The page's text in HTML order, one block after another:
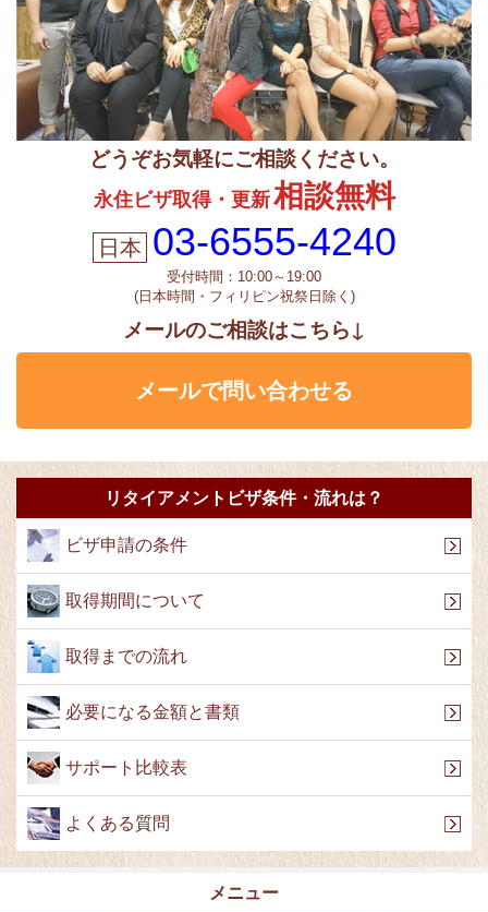
どうぞお気軽にご相談ください。
永住ビザ取得・更新相談無料
03-6555-4240
受付時間：10:00～19:00
(日本時間・フィリピン祝祭日除く)
メールのご相談はこちら↓
メールで問い合わせる
リタイアメントビザ条件・流れは？
ビザ申請の条件
取得期間について
取得までの流れ
必要になる金額と書類
サポート比較表
よくある質問
メニュー